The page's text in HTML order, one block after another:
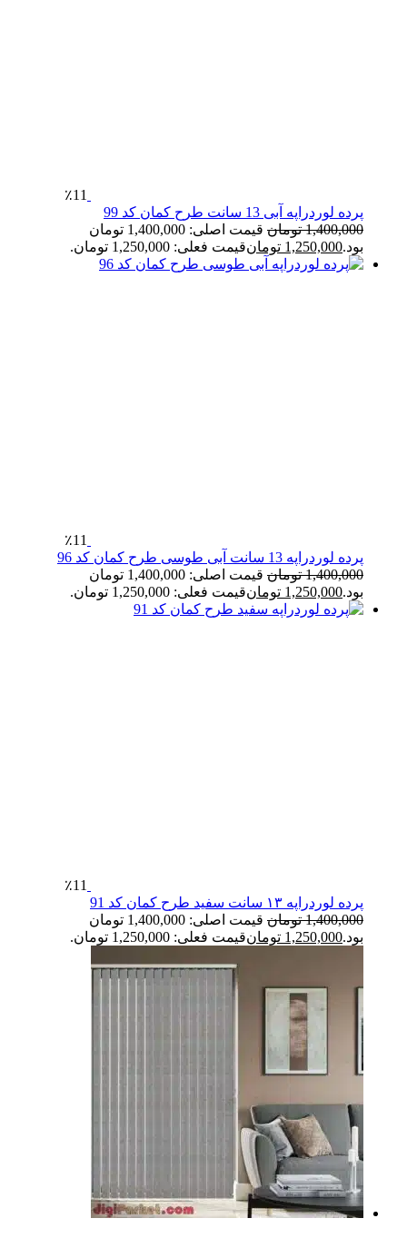
٪11
پرده لوردراپه آبی 13 سانت طرح کمان کد 99
1,400,000 تومان
قیمت اصلی: 1,400,000 تومان
بود.1,250,000 تومانقیمت فعلی: 1,250,000 تومان.
٪11
پرده لوردراپه 13 سانت آبی طوسی طرح کمان کد 96
1,400,000 تومان
قیمت اصلی: 1,400,000 تومان
بود.1,250,000 تومانقیمت فعلی: 1,250,000 تومان.
٪11
پرده لوردراپه ۱۳ سانت سفید طرح کمان کد 91
1,400,000 تومان
قیمت اصلی: 1,400,000 تومان
بود.1,250,000 تومانقیمت فعلی: 1,250,000 تومان.